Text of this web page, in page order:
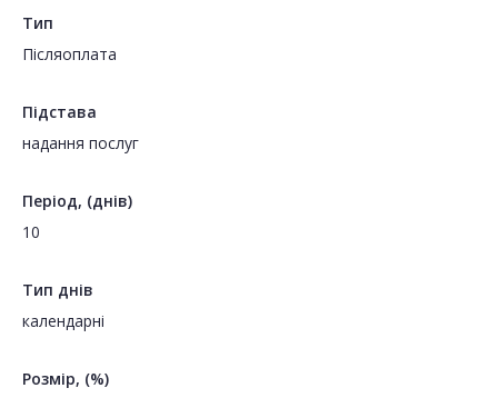
Тип
Пiсляоплата
Підстава
надання послуг
Період, (днів)
10
Тип днів
календарні
Розмір, (%)